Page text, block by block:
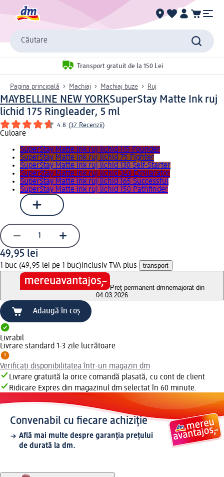
Căutare
Transport gratuit de la 150 Lei
Pagina principală Machiaj Machiaj buze Ruj
MAYBELLINE NEW YORKSuperStay Matte Ink ruj
lichid 175 Ringleader, 5 ml
4.8 (37 Recenzii)
Culoare
SuperStay Matte Ink ruj lichid 115 Founder
SuperStay Matte Ink ruj lichid 75 Fighter
SuperStay Matte Ink ruj lichid 130 Self-Starter
SuperStay Matte Ink ruj lichid 340 Exhilarator
SuperStay Matte Ink ruj lichid 165 Successful
SuperStay Matte Ink ruj lichid 150 Pathfinder
49,95 lei
1 buc (49,95 lei pe 1 buc) Inclusiv TVA plus transport
Preț permanent dmnemajorat din
04.03.2026
Adaugă în coș
Livrabil
Livrare standard 1-3 zile lucrătoare
Verificați disponibilitatea într-un magazin dm
Livrare gratuită la orice comandă plasată, cu cont de client
Ridicare Expres din magazinul dm selectat în 60 minute.
Convenabil cu fiecare achiziție
Află mai multe despre garanția prețului
de durată la dm.